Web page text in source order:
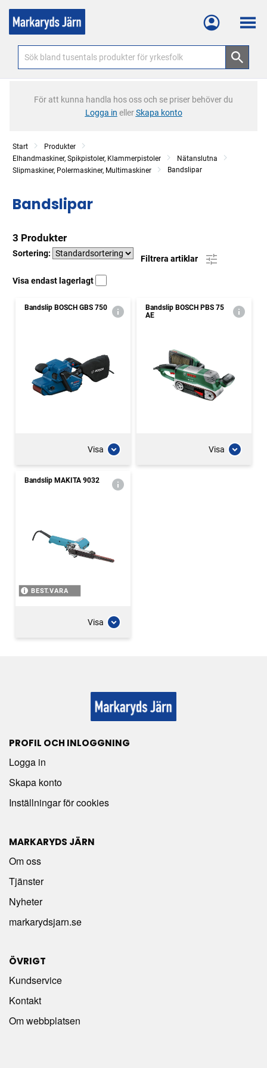
Meny
För att kunna handla hos oss och se priser behöver du
Logga in ellerSkapa konto
Start
Produkter
Elhandmaskiner, Spikpistoler, Klammerpistoler
Nätanslutna
Slipmaskiner, Polermaskiner, Multimaskiner
Bandslipar
Bandslipar
3 Produkter
Sortering:
Filtrera artiklar
Visa endast lagerlagt
Bandslip BOSCH GBS 750
Visa
Bandslip BOSCH PBS 75
AE
Visa
Bandslip MAKITA 9032
BEST.VARA
Visa
PROFIL OCH INLOGGNING
Logga in
Skapa konto
Inställningar för cookies
MARKARYDS JÄRN
Om oss
Tjänster
Nyheter
markarydsjarn.se
ÖVRIGT
Kundservice
Kontakt
Om webbplatsen